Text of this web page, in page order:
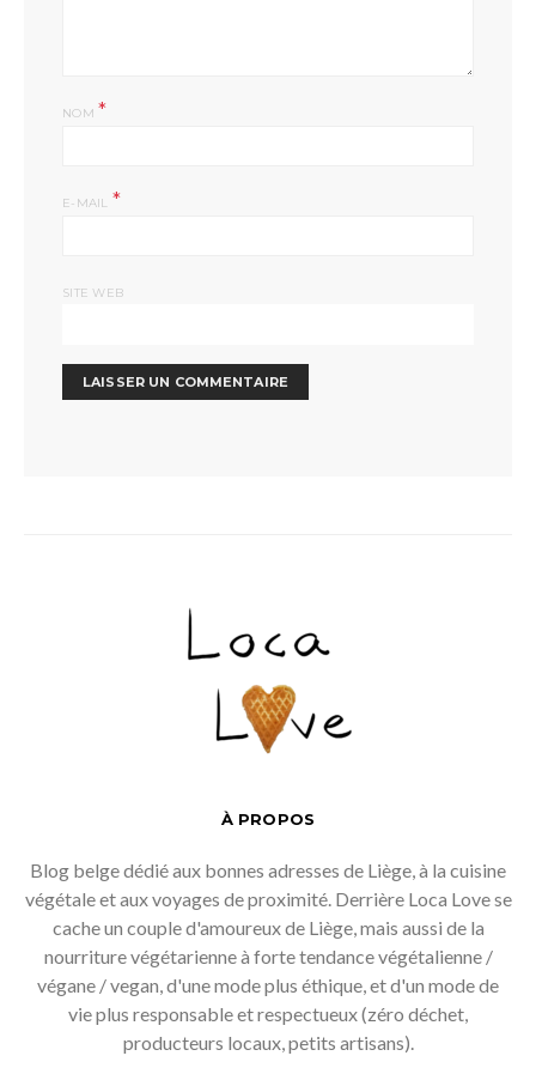
NOM *
E-MAIL *
SITE WEB
À PROPOS
Blog belge dédié aux bonnes adresses de Liège, à la cuisine
végétale et aux voyages de proximité. Derrière Loca Love se
cache un couple d'amoureux de Liège, mais aussi de la
nourriture végétarienne à forte tendance végétalienne /
végane / vegan, d'une mode plus éthique, et d'un mode de
vie plus responsable et respectueux (zéro déchet,
producteurs locaux, petits artisans).